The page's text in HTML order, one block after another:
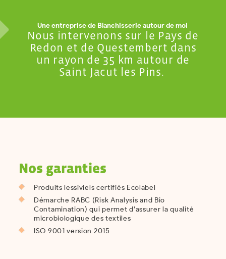
Uneentreprise de Blanchisserie autour de moi
Nous intervenons sur le Pays de
Redon et de Questembert dans
un rayon de 35 km autour de
Saint Jacut les Pins.
Nos garanties
Produits lessiviels certifiés Ecolabel
Démarche RABC (Risk Analysis and Bio
Contamination) qui permet d’assurer la qualité
microbiologique des textiles
ISO 9001 version 2015